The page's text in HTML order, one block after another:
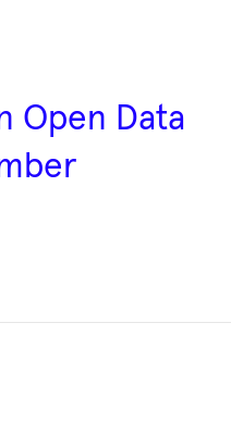
Open Data